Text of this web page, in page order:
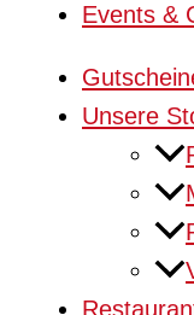
Events &
Unsere